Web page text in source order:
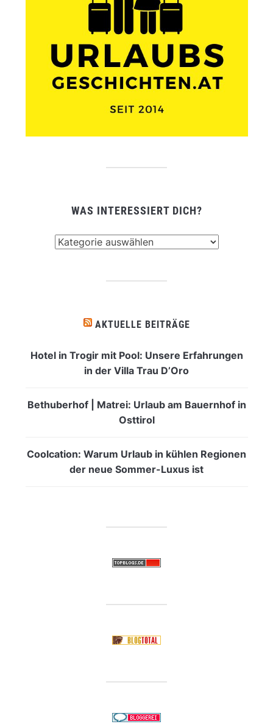
WAS INTERESSIERT DICH?
AKTUELLE BEITRÄGE
Hotel in Trogir mit Pool: Unsere Erfahrungen
in der Villa Trau D’Oro
Bethuberhof | Matrei: Urlaub am Bauernhof in
Osttirol
Coolcation: Warum Urlaub in kühlen Regionen
der neue Sommer-Luxus ist